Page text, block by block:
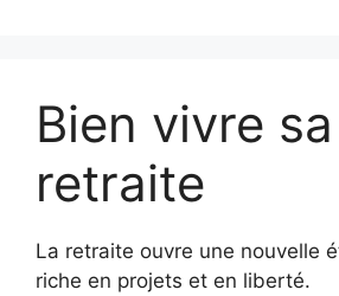
Bien vivre sa
retraite
La retraite ouvre une nouvelle
riche en projets et en liberté.